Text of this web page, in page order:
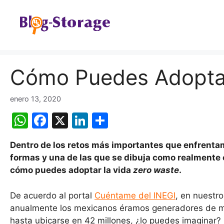
contenido
Cómo Puedes
enero 13, 2020
W
at
s
p
p
F
a
c
e
o
o
X
Li
k
e
n
o
m
p
tir
Dentro de los retos más importantes que
formas y una de las que se dibuja como
cómo puedes adoptar la vida zero waste.
De acuerdo al portal Cuéntame del INEGI, en
anualmente los mexicanos éramos generadores
hasta ubicarse en 42 millones, ¿lo puedes imaginar?